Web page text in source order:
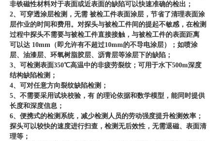
非铁磁性材料对于表面或近表面的缺陷可以快速准确的检出；
2、可穿透涂层检测，无需 被检工件表面涂层，节省了清理表面涂
层作业的时间和费用。对探头与被检工件间的提起不敏感，在检测
过程中探头不需要与被检工件直接接触，与被检工件的表面距离
可以达 10mm（即允许有不超过10mm的不导电涂层）；如喷涂
层、油漆层、环氧树脂胶层、沥青层等涂层下的缺陷；
3、可检测表面350℃高温中的非疲劳裂纹；可用于水下500m深度
结构缺陷检测；
4、可对任意方向裂纹缺陷检测；
5、不需要采用试块校验，有 的理论依据和数学模型，能同时提供
长度和深度信息；
6、便携式的检测系统，减少检测人员的劳动强度提升检测效率；
探头可以较快的速度进行扫查，检测无后效性，无需退磁、表面清
理等；